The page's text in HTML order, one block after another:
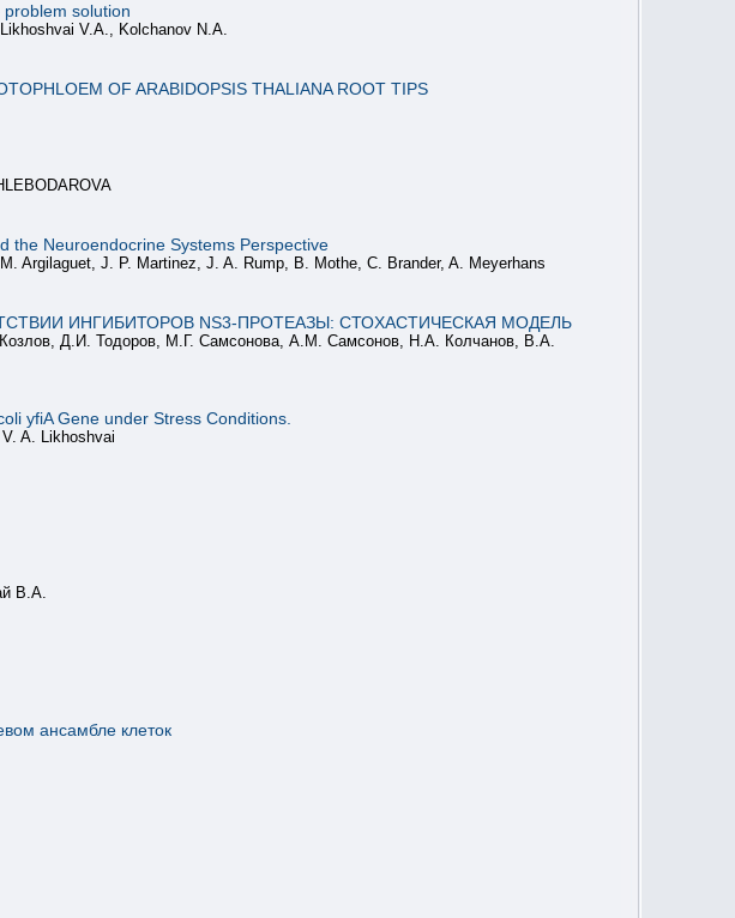
solution
V.A., Kolchanov N.A.
OF ARABIDOPSIS THALIANA ROOT TIPS
the Neuroendocrine Systems Perspective
Argilaguet, J. P. Martinez, J. A. Rump, B. Mothe, C. Brander, A. Meyerhans
ИНГИБИТОPОВ NS3-ПPОТЕАЗЫ: CТОXАCТИЧЕCКАЯ МОДЕЛЬ
Д.И. Тодоpов, М.Г. Cамcонова, А.М. Cамcонов, Н.А. Колчанов, В.А.
yfiA Gene under Stress Conditions.
A. Likhoshvai
В.А.
ансамбле клеток